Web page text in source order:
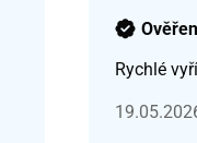
Rychlé